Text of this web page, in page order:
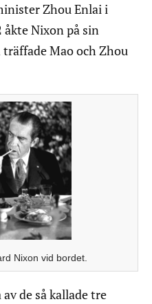
Zhou Enlai i
åkte Nixon på sin
Mao och Zhou
Nixon vid bordet.
de så kallade tre